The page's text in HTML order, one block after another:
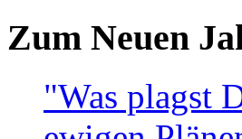
Zum Neuen
"Was plagst